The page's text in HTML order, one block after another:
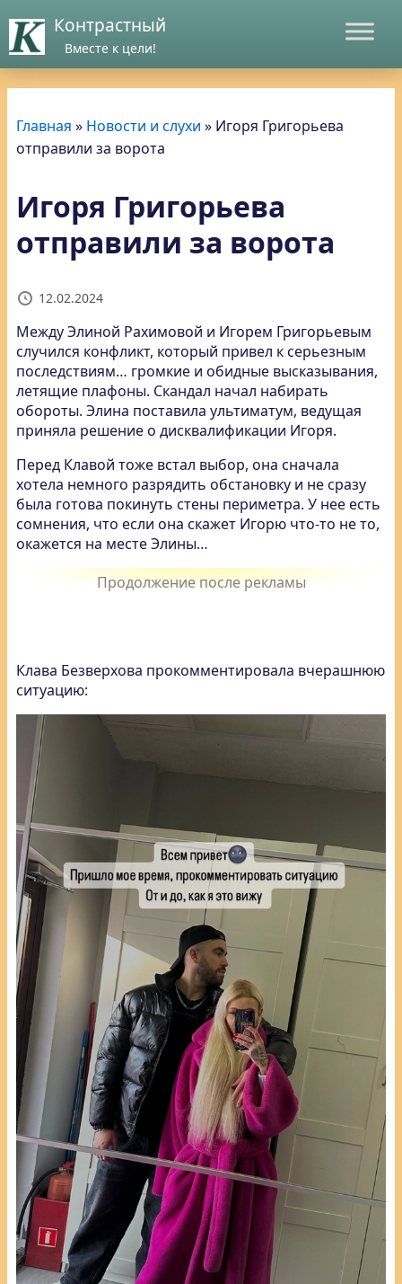
Контрастный
Вместе к цели!
Главная » Новости и слухи » Игоря Григорьева
отправили за ворота
Игоря Григорьева
отправили за ворота
12.02.2024
Между Элиной Рахимовой и Игорем Григорьевым
случился конфликт, который привел к серьезным
последствиям… громкие и обидные высказывания,
летящие плафоны. Скандал начал набирать
обороты. Элина поставила ультиматум, ведущая
приняла решение о дисквалификации Игоря.
Перед Клавой тоже встал выбор, она сначала
хотела немного разрядить обстановку и не сразу
была готова покинуть стены периметра. У нее есть
сомнения, что если она скажет Игорю что-то не то,
окажется на месте Элины…
Клава Безверхова прокомментировала вчерашнюю
ситуацию: